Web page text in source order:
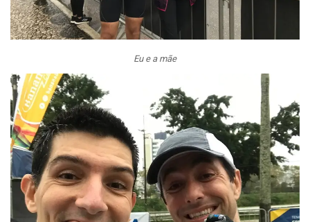
Eu e a mãe